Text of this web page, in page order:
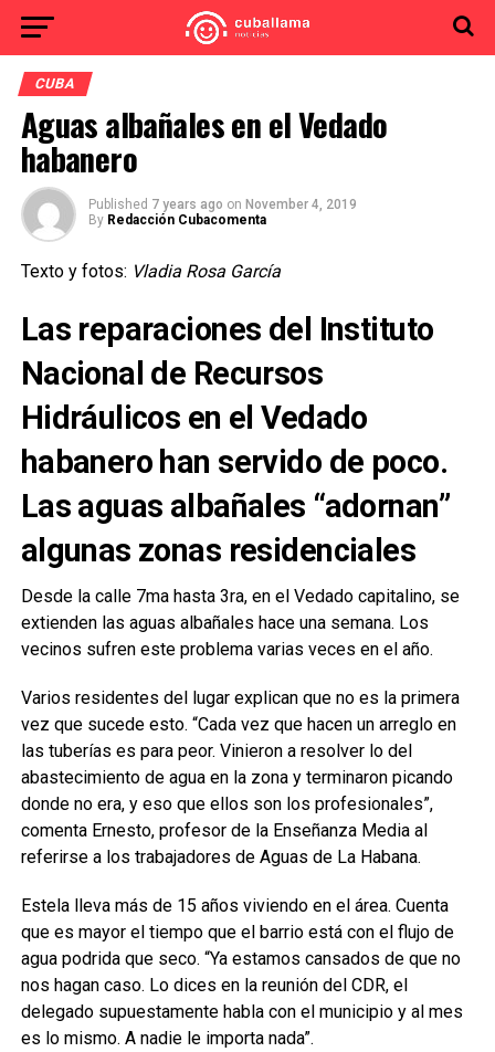
CUBA
Aguas albañales en el Vedado
habanero
Published 7 years ago on November 4, 2019
By Redacción Cubacomenta
Texto y fotos: Vladia Rosa García
Las reparaciones del Instituto
Nacional de Recursos
Hidráulicos en el Vedado
habanero han servido de poco.
Las aguas albañales “adornan”
algunas zonas residenciales
Desde la calle 7ma hasta 3ra, en el Vedado capitalino, se
extienden las aguas albañales hace una semana. Los
vecinos sufren este problema varias veces en el año.
Varios residentes del lugar explican que no es la primera
vez que sucede esto. “Cada vez que hacen un arreglo en
las tuberías es para peor. Vinieron a resolver lo del
abastecimiento de agua en la zona y terminaron picando
donde no era, y eso que ellos son los profesionales”,
comenta Ernesto, profesor de la Enseñanza Media al
referirse a los trabajadores de Aguas de La Habana.
Estela lleva más de 15 años viviendo en el área. Cuenta
que es mayor el tiempo que el barrio está con el flujo de
agua podrida que seco. “Ya estamos cansados de que no
nos hagan caso. Lo dices en la reunión del CDR, el
delegado supuestamente habla con el municipio y al mes
es lo mismo. A nadie le importa nada”.